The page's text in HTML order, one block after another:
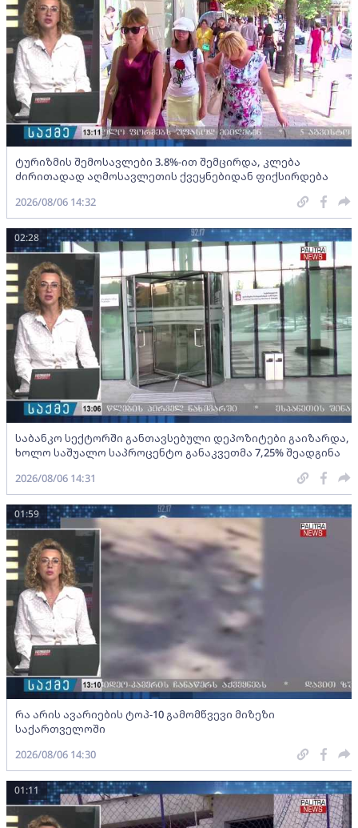
ტურიზმის შემოსავლები 3.8%-ით შემცირდა, კლება
ძირითადად აღმოსავლეთის ქვეყნებიდან ფიქსირდება
2026/08/06 14:32
საბანკო სექტორში განთავსებული დეპოზიტები გაიზარდა,
ხოლო საშუალო საპროცენტო განაკვეთმა 7,25% შეადგინა
02:28
2026/08/06 14:31
რა არის ავარიების ტოპ-10 გამომწვევი მიზეზი
საქართველოში
01:59
2026/08/06 14:30
01:11